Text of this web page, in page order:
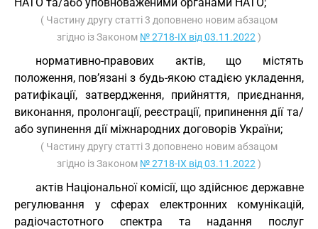
( Частину другу статті 3 доповнено новим абзацом
згідно із Законом № 2718-IX від 03.11.2022 )
нормативно-правових актів, що містять
положення, пов’язані з будь-якою стадією укладення,
ратифікації, затвердження, прийняття, приєднання,
виконання, пролонгації, реєстрації, припинення дії та/
або зупинення дії міжнародних договорів України;
( Частину другу статті 3 доповнено новим абзацом
згідно із Законом № 2718-IX від 03.11.2022 )
актів Національної комісії, що здійснює державне
регулювання у сферах електронних комунікацій,
радіочастотного спектра та надання послуг